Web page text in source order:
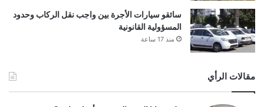
سائقو سيارات الأجرة بين واجب نقل الركاب وحدود
المسؤولية القانونية
منذ 17 ساعة
مقالات الرأي